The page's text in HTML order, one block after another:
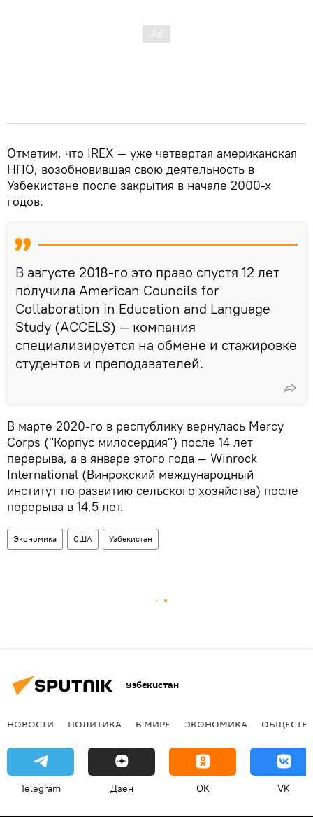
Отметим, что IREX — уже четвертая американская
НПО, возобновившая свою деятельность в
Узбекистане после закрытия в начале 2000-х
годов.
В августе 2018-го это право спустя 12 лет
получила American Councils for
Collaboration in Education and Language
Study (ACCELS) — компания
специализируется на обмене и стажировке
студентов и преподавателей.
В марте 2020-го в республику вернулась Mercy
Corps ("Корпус милосердия") после 14 лет
перерыва, а в январе этого года — Winrock
International (Винрокский международный
институт по развитию сельского хозяйства) после
перерыва в 14,5 лет.
Экономика США Узбекистан
Узбекистан
НОВОСТИ ПОЛИТИКА В МИРЕ ЭКОНОМИКА
Telegram Дзен OK VK